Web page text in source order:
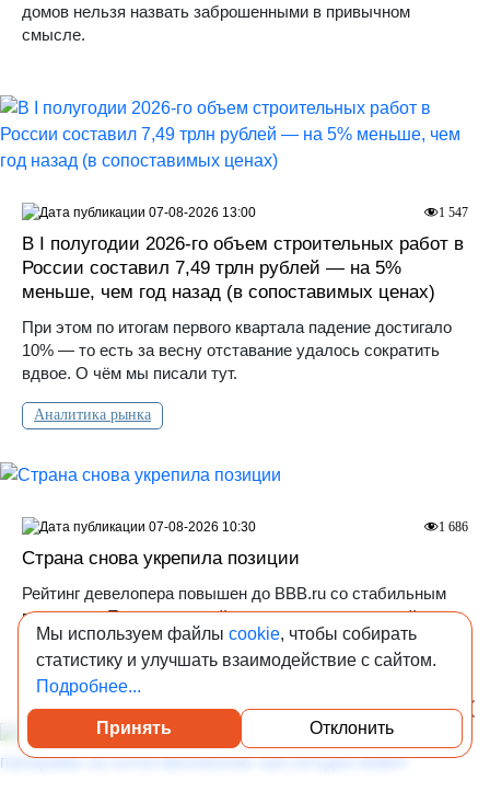
домов нельзя назвать заброшенными в привычном
смысле.
В I полугодии 2026-го объем строительных работ в
России составил 7,49 трлн рублей — на 5%
меньше, чем год назад (в сопоставимых ценах)
При этом по итогам первого квартала падение достигало
10% — то есть за весну отставание удалось сократить
вдвое. О чём мы писали тут.
Аналитика рынка
1 547
07-08-2026 13:00
Страна снова укрепила позиции
Рейтинг девелопера повышен до ВВВ.ru со стабильным
прогнозом. Повышение рейтинга связано с активной
экспансией Страны на рынке Москвы и высокими
показателями рентабельности и ликвидности.
1 686
07-08-2026 10:30
Посмотреть каталог проверенных квартир
Мы используем файлы cookie, чтобы собирать
статистику и улучшать взаимодействие с сайтом.
Подробнее...
Принять Отклонить